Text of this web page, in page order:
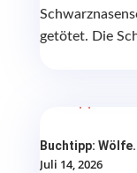
getötet. Die
Buchtipp:
Juli 14, 2026